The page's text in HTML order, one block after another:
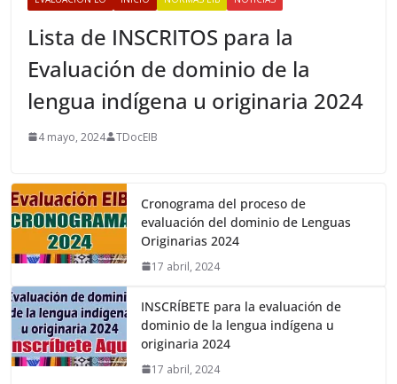
Lista de INSCRITOS para la
Evaluación de dominio de la
lengua indígena u originaria 2024
4 mayo, 2024 TDocEIB
Cronograma del proceso de
evaluación del dominio de Lenguas
Originarias 2024
17 abril, 2024
INSCRÍBETE para la evaluación de
dominio de la lengua indígena u
originaria 2024
17 abril, 2024